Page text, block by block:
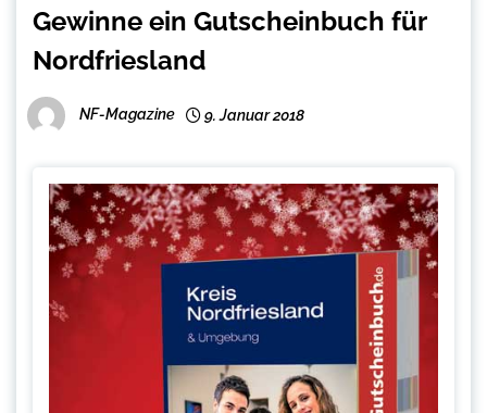
Gewinne ein Gutscheinbuch für
Nordfriesland
NF-Magazine 9. Januar 2018